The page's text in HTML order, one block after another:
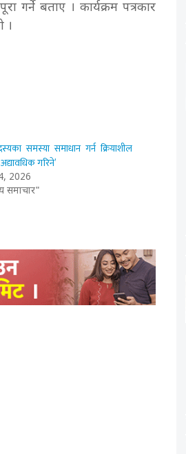
गर्ने बताए । कार्यक्रम पत्रकार
।
समस्या समाधान गर्न क्रियाशील
गरिने’
2026
समाचार"